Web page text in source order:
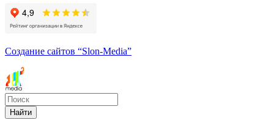
Создание сайтов “Slon-Media”
Найти